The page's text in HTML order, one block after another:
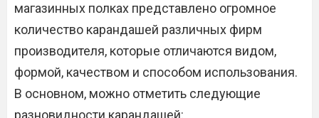
магазинных полках представлено огромное
количество карандашей различных фирм
производителя, которые отличаются видом,
формой, качеством и способом использования.
В основном, можно отметить следующие
разновидности карандашей: